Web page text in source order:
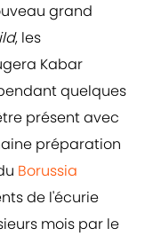
grand
, les
Kabar
quelques
présent avec
préparation
Borussia
de l'écurie
mois par le